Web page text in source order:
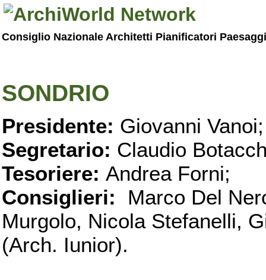
Consiglio Nazionale Architetti Pianificatori
SONDRIO
Presidente: Giovanni Vanoi;
Segretario: Claudio
Tesoriere: Andrea Forni;
Consiglieri: Marco Del
Murgolo, Nicola Stefanelli,
(Arch. Iunior).